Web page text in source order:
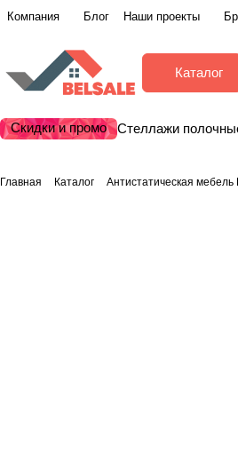
Компания Блог Наши проекты
Каталог
Скидки и промо Стеллажи
Главная Каталог Антистатическая мебель